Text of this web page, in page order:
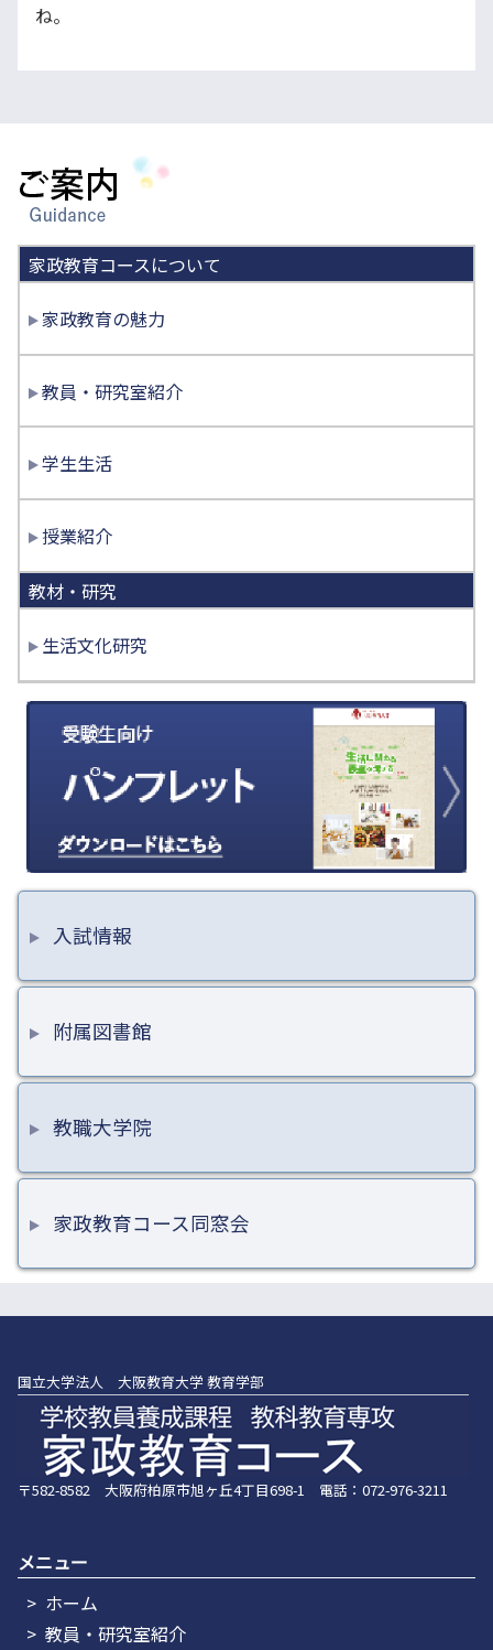
ね。
ご案内
家政教育コースについて
家政教育の魅力
教員・研究室紹介
学生生活
授業紹介
教材・研究
生活文化研究
入試情報
附属図書館
教職大学院
家政教育コース同窓会
国立大学法人 大阪教育大学 教育学部
〒582-8582 大阪府柏原市旭ヶ丘4丁目698-1 電話：072-976-3211
メニュー
ホーム
教員・研究室紹介